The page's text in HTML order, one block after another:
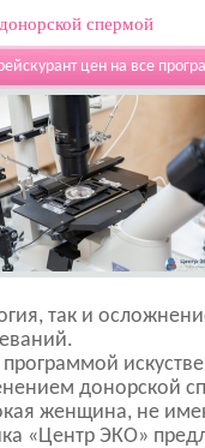
спермой
цен на все
так и
донорской
женщина, не
«Центр ЭКО»